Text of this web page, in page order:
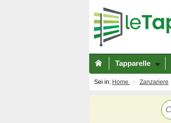
Tapparelle
Sei in: Home Zanzariere